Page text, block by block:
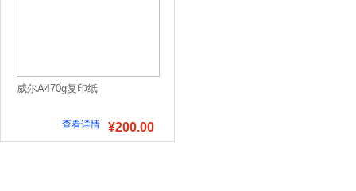
威尔A470g复印纸
¥200.00
查看详情